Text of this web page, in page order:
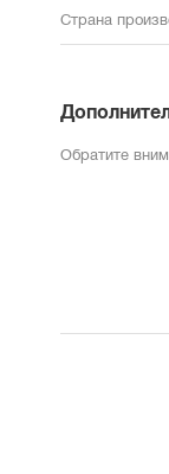
Страна
Обратите